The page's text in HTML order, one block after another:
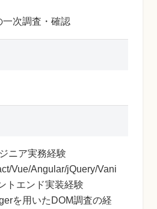
一次調査・確認
ニア実務経験
Vue/Angular/jQuery/Vani
トエンド実装経験
を用いたDOM調査の経